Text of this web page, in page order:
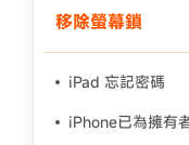
移除螢幕鎖
iPad 忘記密碼
iPhone已為擁有